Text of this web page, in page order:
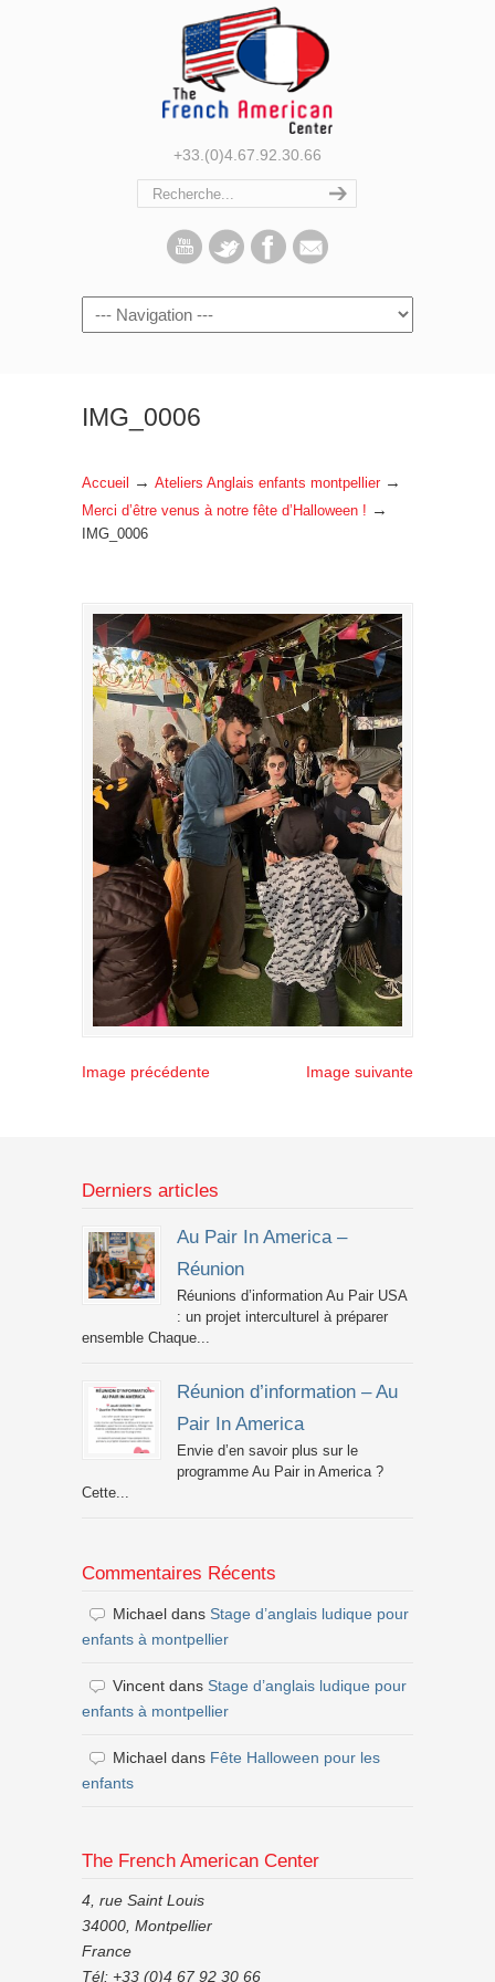
+33.(0)4.67.92.30.66
Navigation
IMG_0006
Accueil → Ateliers Anglais enfants montpellier→
Merci d’être venus à notre fête d’Halloween ! →
IMG_0006
Image précédente Image suivante
Derniers articles
Au Pair In America –
Réunion
Réunions d’information Au Pair USA
: un projet interculturel à préparer
ensemble Chaque...
Réunion d’information – Au
Pair In America
Envie d’en savoir plus sur le
programme Au Pair in America ?
Cette...
Commentaires Récents
Michael dans Stage d’anglais ludique pour
enfants à montpellier
Vincent dans Stage d’anglais ludique pour
enfants à montpellier
Michael dans Fête Halloween pour les
enfants
The French American Center
4, rue Saint Louis
34000, Montpellier
France
Tél: +33 (0)4 67 92 30 66